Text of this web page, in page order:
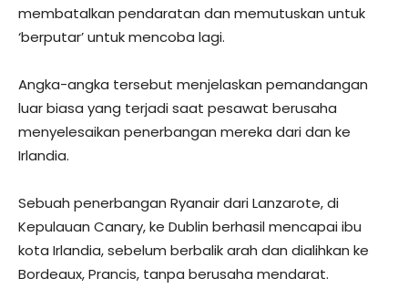
membatalkan pendaratan dan memutuskan untuk
‘berputar’ untuk mencoba lagi.
Angka-angka tersebut menjelaskan pemandangan
luar biasa yang terjadi saat pesawat berusaha
menyelesaikan penerbangan mereka dari dan ke
Irlandia.
Sebuah penerbangan Ryanair dari Lanzarote, di
Kepulauan Canary, ke Dublin berhasil mencapai ibu
kota Irlandia, sebelum berbalik arah dan dialihkan ke
Bordeaux, Prancis, tanpa berusaha mendarat.